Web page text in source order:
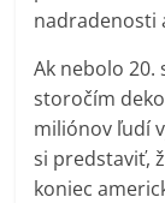
nadradenosti
Ak nebolo
storočím
miliónov ľudí
si predstaviť,
koniec